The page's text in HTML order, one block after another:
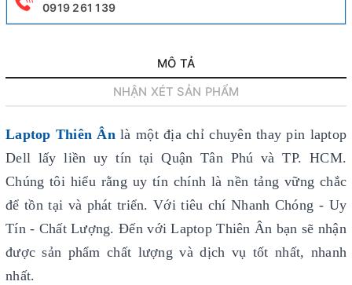
0919 261 139
MÔ TẢ
NHẬN XÉT SẢN PHẨM
Laptop Thiên Ân là một địa chỉ chuyên thay pin laptop
Dell lấy liền uy tín tại Quận Tân Phú và TP. HCM.
Chúng tôi hiểu rằng uy tín chính là nền tảng vững chắc
để tồn tại và phát triển. Với tiêu chí Nhanh Chóng - Uy
Tín - Chất Lượng. Đến với Laptop Thiên Ân bạn sẽ nhận
được sản phẩm chất lượng và dịch vụ tốt nhất, nhanh
nhất.